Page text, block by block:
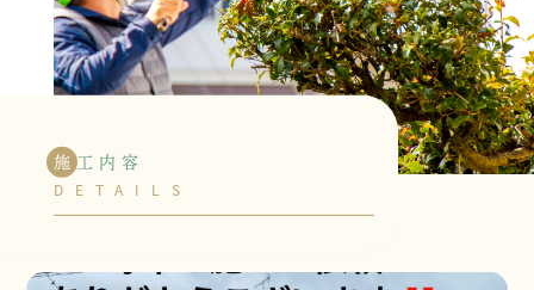
施工内容
DETAILS